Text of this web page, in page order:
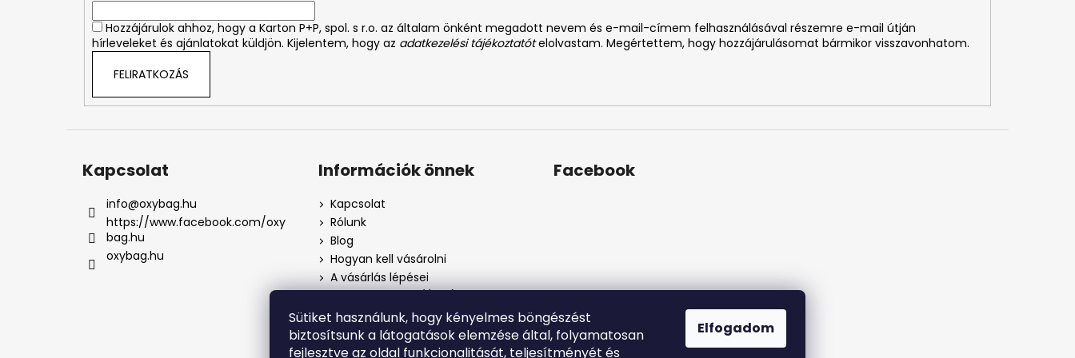
Sütiket használunk, hogy kényelmes böngészést
biztosítsunk a látogatások elemzése által, folyamatosan
fejlesztve az oldal funkcionalitását, teljesítményét és
Elfogadom
Hozzájárulok ahhoz, hogy a Karton P+P, spol. s r.o. az általam önként megadott nevem és e-mail-címem felhasználásával részemre e-mail útján
hírleveleket és ajánlatokat küldjön. Kijelentem, hogy az adatkezelési tájékoztatótelolvastam. Megértettem, hogy hozzájárulásomat bármikor visszavonhatom.
FELIRATKOZÁS
Kapcsolat
info@oxybag.hu
https://www.facebook.com/oxy
bag.hu
oxybag.hu
Információk önnek
Kapcsolat
Rólunk
Blog
Hogyan kell vásárolni
A vásárlás lépései
Adatkezelési tájékoztató
Panaszos eljárás
Panaszjelenté
Facebook